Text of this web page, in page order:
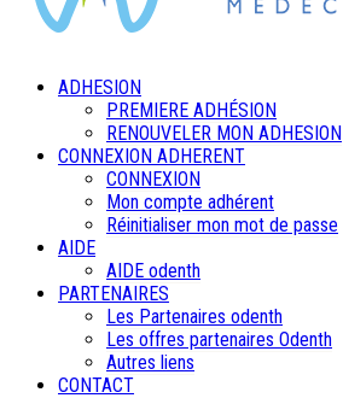
ADHESION
PREMIERE ADHÉSION
RENOUVELER MON ADHESION
CONNEXION ADHERENT
CONNEXION
Mon compte adhérent
Réinitialiser mon mot de passe
AIDE
AIDE odenth
PARTENAIRES
Les Partenaires odenth
Les offres partenaires Odenth
Autres liens
CONTACT